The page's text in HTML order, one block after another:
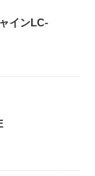
インLC-